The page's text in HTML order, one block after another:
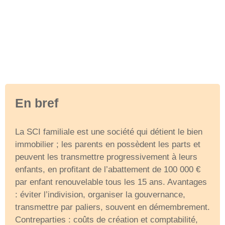
En bref
La SCI familiale est une société qui détient le bien
immobilier ; les parents en possèdent les parts et
peuvent les transmettre progressivement à leurs
enfants, en profitant de l’abattement de 100 000 €
par enfant renouvelable tous les 15 ans. Avantages
: éviter l’indivision, organiser la gouvernance,
transmettre par paliers, souvent en démembrement.
Contreparties : coûts de création et comptabilité,